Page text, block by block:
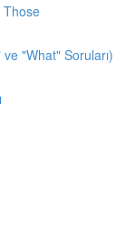
Those
"What"